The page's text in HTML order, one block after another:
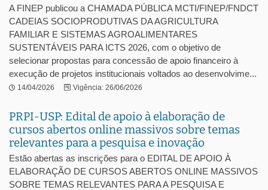
A FINEP publicou a CHAMADA PÚBLICA MCTI/FINEP/FNDCT
CADEIAS SOCIOPRODUTIVAS DA AGRICULTURA
FAMILIAR E SISTEMAS AGROALIMENTARES
SUSTENTÁVEIS PARA ICTS 2026, com o objetivo de
selecionar propostas para concessão de apoio financeiro à
execução de projetos institucionais voltados ao desenvolvime...
14/04/2026 Vigência: 26/06/2026
PRPI-USP: Edital de apoio à elaboração de
cursos abertos online massivos sobre temas
relevantes para a pesquisa e inovação
Estão abertas as inscrições para o EDITAL DE APOIO À
ELABORAÇÃO DE CURSOS ABERTOS ONLINE MASSIVOS
SOBRE TEMAS RELEVANTES PARA A PESQUISA E